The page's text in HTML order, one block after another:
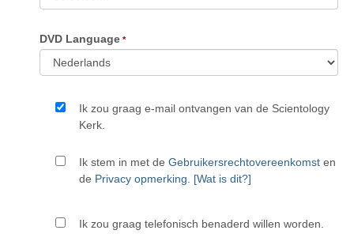
DVD Language
Ik zou graag e-mail ontvangen van de Scientology
Kerk.
Ik stem in met de Gebruikersrechtovereenkomst en
de Privacy opmerking. [Wat is dit?]
Ik zou graag telefonisch benaderd willen worden.